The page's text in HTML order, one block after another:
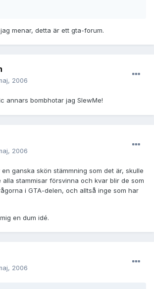
menar, detta är ett gta-forum.
2006
annars bombhotar jag SlewMe!
2006
ganska skön stämmning som det är, skulle
stammisar försvinna och kvar blir de som
i GTA-delen, och alltså inge som har
en dum idé.
2006